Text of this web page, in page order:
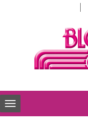
Toggle navigation